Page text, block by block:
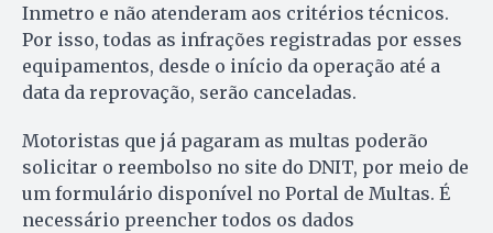
Inmetro e não atenderam aos critérios técnicos.
Por isso, todas as infrações registradas por esses
equipamentos, desde o início da operação até a
data da reprovação, serão canceladas.
Motoristas que já pagaram as multas poderão
solicitar o reembolso no site do DNIT, por meio de
um formulário disponível no Portal de Multas. É
necessário preencher todos os dados